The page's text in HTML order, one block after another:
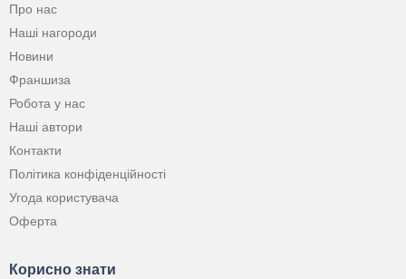
Про нас
Наші нагороди
Новини
Франшиза
Робота у нас
Наші автори
Контакти
Політика конфіденційності
Угода користувача
Оферта
Корисно знати